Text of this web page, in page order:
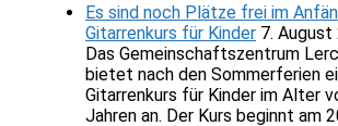
Es sind noch Plätze frei im
Gitarrenkurs für Kinder 7. August
Das Gemeinschaftszentrum
bietet nach den Sommerferien
Gitarrenkurs für Kinder im Alter
Jahren an. Der Kurs beginnt am